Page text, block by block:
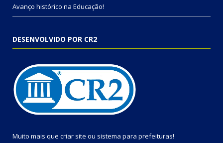
Avanço histórico na Educação!
DESENVOLVIDO POR CR2
Muito mais que criar site ou sistema para prefeituras!